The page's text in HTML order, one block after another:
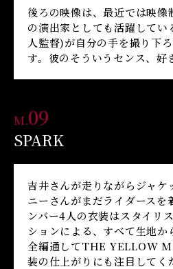
後ろの映像は、最近では映像
の演出家としても活躍して
人監督)が自分の手を撮り下
す。彼のそういうセンス、好
M.09
SPARK
吉井さんが走りながらジャケ
ニーさんがまだライダースを
ンバー4人の衣装はスタイリ
ションによる、すべて生地か
全編通してTHE YELLOW
装の仕上がりにも注目してく